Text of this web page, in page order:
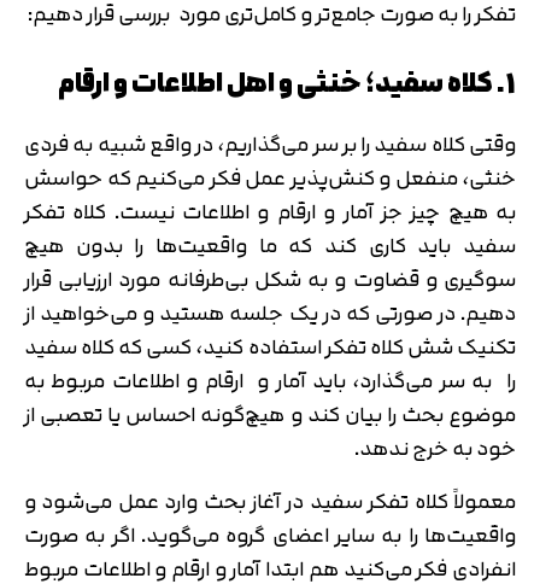
تفکر را به صورت جامع‌تر و کامل‌تری مورد بررسی قرار دهیم:
1. کلاه سفید؛ خنثی و اهل اطلاعات و ارقام
وقتی کلاه سفید را بر سر می‌گذاریم، در واقع شبیه به فردی
خنثی، منفعل و کنش‌پذیر عمل فکر می‌کنیم که حواسش
به هیچ چیز جز آمار و ارقام و اطلاعات نیست. کلاه تفکر
سفید باید کاری کند که ما واقعیت‌ها را بدون هیچ
سوگیری و قضاوت و به شکل بی‌طرفانه مورد ارزیابی قرار
دهیم. در صورتی که در یک جلسه هستید و می‌خواهید از
تکنیک شش کلاه تفکر استفاده کنید، کسی که کلاه سفید
را به سر می‌گذارد، باید آمار و ارقام و اطلاعات مربوط به
موضوع بحث را بیان کند و هیچ‌گونه احساس یا تعصبی از
خود به خرج ندهد.
معمولاً کلاه تفکر سفید در آغاز بحث وارد عمل می‌شود و
واقعیت‌ها را به سایر اعضای گروه می‌گوید. اگر به صورت
انفرادی فکر می‌کنید هم ابتدا آمار و ارقام و اطلاعات مربوط